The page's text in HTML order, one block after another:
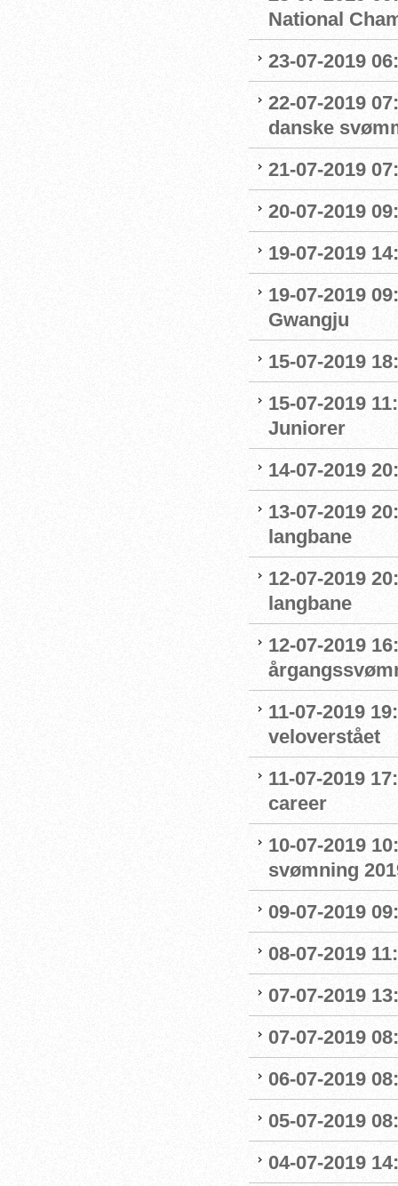
National
23-07-2019
22-07-2019
danske
21-07-2019
20-07-2019
19-07-2019
19-07-2019
Gwangju
15-07-2019
15-07-2019
Juniorer
14-07-2019
13-07-2019
langbane
12-07-2019
langbane
12-07-2019
11-07-2019
veloverstået
11-07-2019
career
10-07-2019
svømning
09-07-2019
08-07-2019
07-07-2019
07-07-2019
06-07-2019
05-07-2019
04-07-2019